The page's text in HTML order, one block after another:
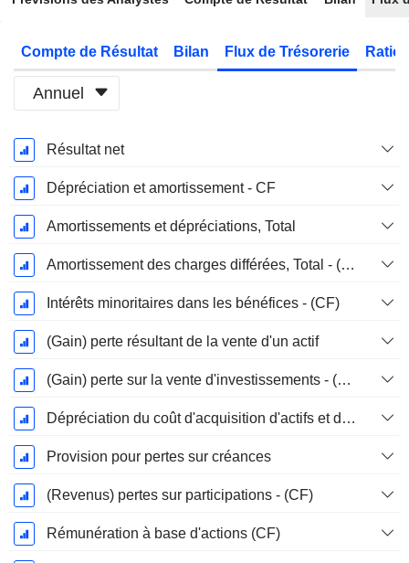
Compte de Résultat Bilan Flux de Trésorerie
Annuel
Période
Fiscale:
Décembre
Résultat net
Dépréciation et amortissement - CF
Amortissements et dépréciations, Total
Amortissement des charges différées, Total - (CF)
Intérêts minoritaires dans les bénéfices - (CF)
(Gain) perte résultant de la vente d'un actif
(Gain) perte sur la vente d'investissements - (CF)
Dépréciation du coût d'acquisition d'actifs et dépenses de restructuration
Provision pour pertes sur créances
(Revenus) pertes sur participations - (CF)
Rémunération à base d'actions (CF)